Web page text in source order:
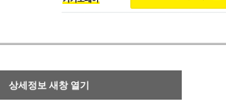
상세정보 새창 열기